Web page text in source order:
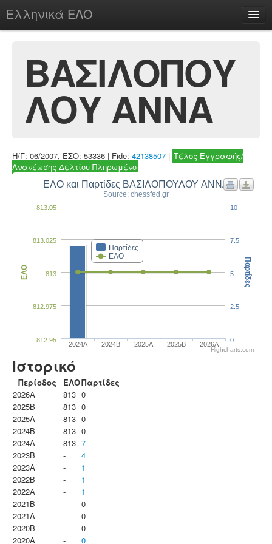
Ελληνικά ΕΛΟ
chesstu.be @ discord
Login
ΒΑΣΙΛΟΠΟΥ
ΛΟΥ ΑΝΝΑ
Η/Γ: 06/2007, ΕΣΟ: 53336 | Fide: 42138507 | Τέλος Εγγραφής/
Ανανέωσης Δελτίου Πληρωμένο
ΕΛΟ και Παρτίδες ΒΑΣΙΛΟΠΟΥΛΟΥ ΑΝΝΑ
Source: chessfed.gr
Παρτίδες
ΕΛΟ
2024A 2024B 2025A 2025B 2026A
812.95
812.975
813
813.025
813.05
ΕΛΟ
0
2.5
5
7.5
10
Παρτίδες
Highcharts.com
Ιστορικό
Περίοδος ΕΛΟΠαρτίδες
2026A
813 0
2025B
813 0
2025A
813 0
2024B
813 0
2024A
813 7
2023B
-
4
2023Α
-
1
2022B
-
1
2022A
-
1
2021B
-
0
2021A
-
0
2020B
-
0
2020A
- 0